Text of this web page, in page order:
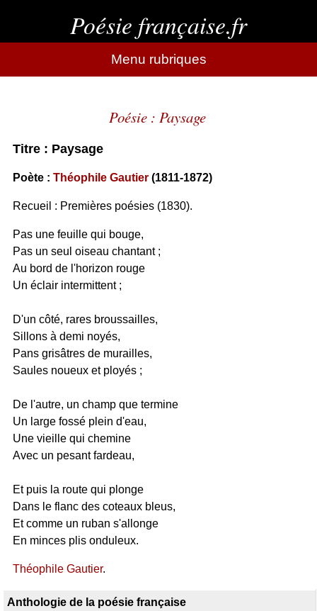
Poésie française.fr
Menu rubriques
Poésie : Paysage
Titre : Paysage
Poète : Théophile Gautier(1811-1872)
Recueil : Premières poésies (1830).
Pas une feuille qui bouge,
Pas un seul oiseau chantant ;
Au bord de l'horizon rouge
Un éclair intermittent ;
D'un côté, rares broussailles,
Sillons à demi noyés,
Pans grisâtres de murailles,
Saules noueux et ployés ;
De l'autre, un champ que termine
Un large fossé plein d'eau,
Une vieille qui chemine
Avec un pesant fardeau,
Et puis la route qui plonge
Dans le flanc des coteaux bleus,
Et comme un ruban s'allonge
En minces plis onduleux.
Théophile Gautier.
Anthologie de la poésie française